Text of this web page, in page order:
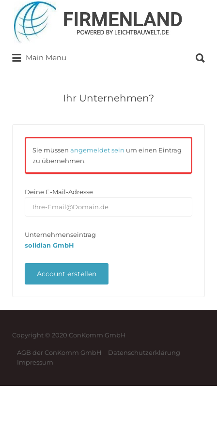
Suchen
nach:
Main Menu
nach:
Ihr Unternehmen?
Sie müssen angemeldet sein um einen Eintrag
zu übernehmen.
Deine E-Mail-Adresse
Unternehmenseintrag
solidian GmbH
Copyright © 2020 ConKomm GmbH
AGB der ConKomm GmbH
Datenschutzerklärung
Impressum